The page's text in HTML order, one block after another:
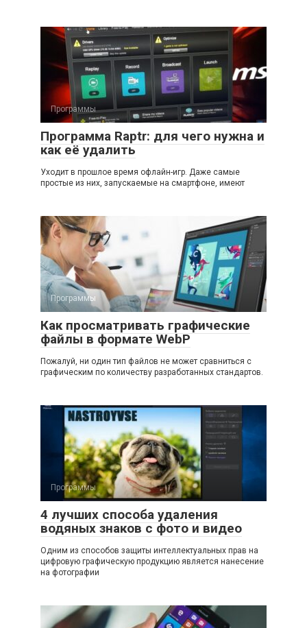
Программы
Программа Raptr: для чего нужна и
как её удалить
Уходит в прошлое время офлайн-игр. Даже самые
простые из них, запускаемые на смартфоне, имеют
Программы
Как просматривать графические
файлы в формате WebP
Пожалуй, ни один тип файлов не может сравниться с
графическим по количеству разработанных стандартов.
Программы
4 лучших способа удаления
водяных знаков с фото и видео
Одним из способов защиты интеллектуальных прав на
цифровую графическую продукцию является нанесение
на фотографии